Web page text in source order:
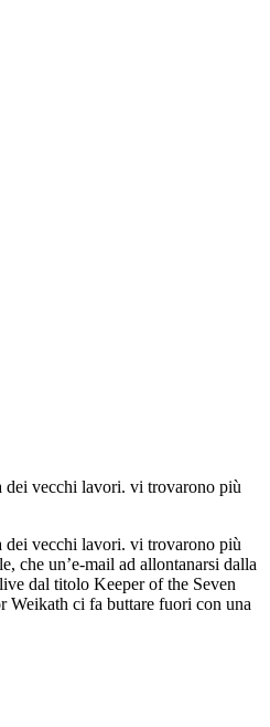
dei vecchi lavori. vi trovarono più
dei vecchi lavori. vi trovarono più
che un’e-mail ad allontanarsi dalla
dal titolo Keeper of the Seven
Weikath ci fa buttare fuori con una